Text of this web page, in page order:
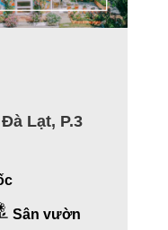
Lạt, P.3
Sân vườn